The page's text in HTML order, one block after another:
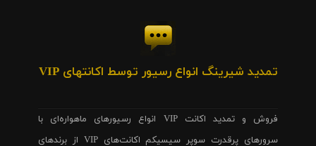
تمدید شیرینگ انواع رسیور توسط اکانتهای VIP
فروش و تمدید اکانت VIP انواع رسیورهای ماهواره‌ای با
سرورهای پرقدرت سوپر سیسیکم اکانت‌های VIP از برندهای